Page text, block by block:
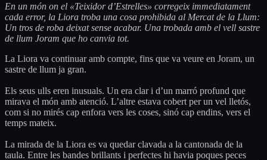
En un món on el «Teixidor d’Estrelles» corregeix immediatament
cada error, la Liora troba una cosa prohibida al Mercat de la Llum:
Un tros de roba deixat sense acabar. Una trobada amb el vell sastre
de llum Joram que ho canvia tot.
La Liora va continuar amb compte, fins que va veure en Joram, un
sastre de llum ja gran.
Els seus ulls eren inusuals. Un era clar i d’un marró profund que
mirava el món amb atenció. L’altre estava cobert per un vel lletós,
com si no mirés cap enfora vers les coses, sinó cap endins, vers el
temps mateix.
La mirada de la Liora es va quedar clavada a la cantonada de la
taula. Entre les bandes brillants i perfectes hi havia poques peces